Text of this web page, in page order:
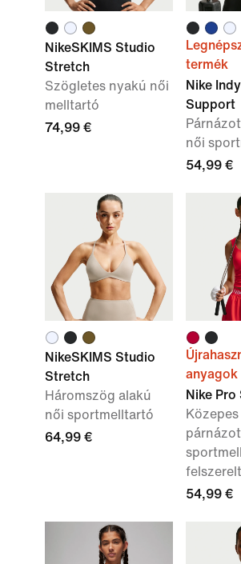
NikeSKIMS Studio
Stretch
Szögletes nyakú női
melltartó
74,99 €
termék
Nike
Support
női
54,99 €
NikeSKIMS Studio
Stretch
Háromszög alakú
női sportmelltartó
64,99 €
anyagok
Nike
54,99 €